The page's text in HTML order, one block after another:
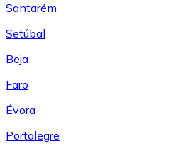
Santarém
Setúbal
Beja
Faro
Évora
Portalegre